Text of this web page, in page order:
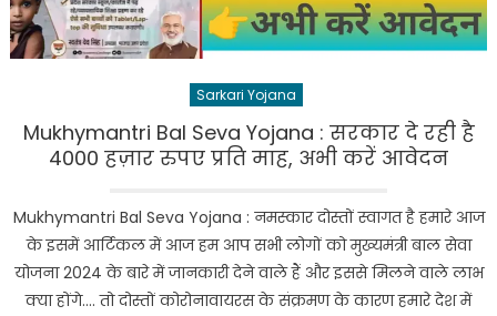
Sarkari Yojana
Mukhymantri Bal Seva Yojana : सरकार दे रही है
4000 हज़ार रुपए प्रति माह, अभी करें आवेदन
Mukhymantri Bal Seva Yojana : नमस्कार दोस्तों स्वागत है हमारे आज
के इसमें आर्टिकल में आज हम आप सभी लोगों को मुख्यमंत्री बाल सेवा
योजना 2024 के बारे में जानकारी देने वाले हैं और इससे मिलने वाले लाभ
क्या होंगे…. तो दोस्तों कोरोनावायरस के संक्रमण के कारण हमारे देश में